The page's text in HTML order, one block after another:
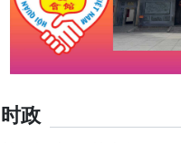
时政